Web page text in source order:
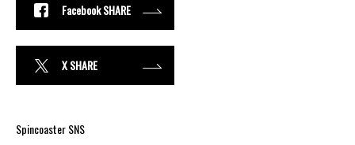
Facebook SHARE
X SHARE
Spincoaster SNS